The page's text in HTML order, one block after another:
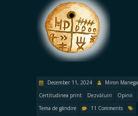
December 11, 2024 Miron Manega
Certitudinea print
Dezvăluiri Opinii
Tema de gândire
11 Comments